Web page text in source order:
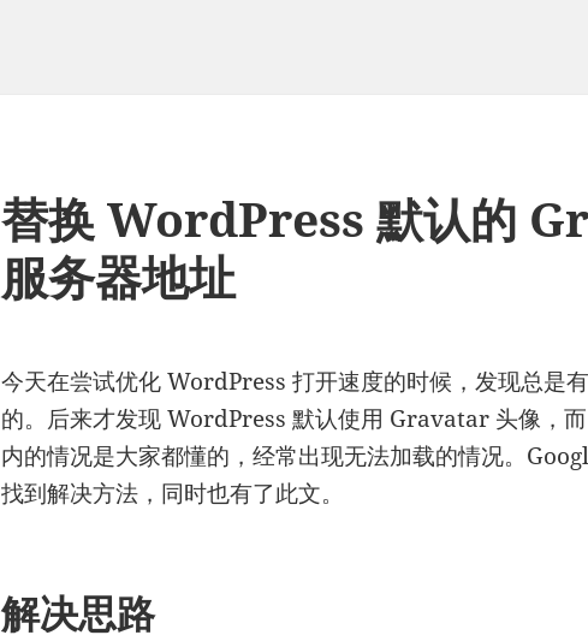
替换 WordPress 默认的
服务器地址
今天在尝试优化 WordPress 打开速度的时候，发现总是
的。后来才发现 WordPress 默认使用 Gravatar 头像，
内的情况是大家都懂的，经常出现无法加载的情况。
找到解决方法，同时也有了此文。
解决思路